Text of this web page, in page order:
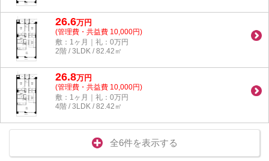
26.6万円
(管理費・共益費 10,000円)
敷：1ヶ月｜礼：0万円
2階 / 3LDK / 82.42㎡
26.8万円
(管理費・共益費 10,000円)
敷：1ヶ月｜礼：0万円
4階 / 3LDK / 82.42㎡
全6件を表示する